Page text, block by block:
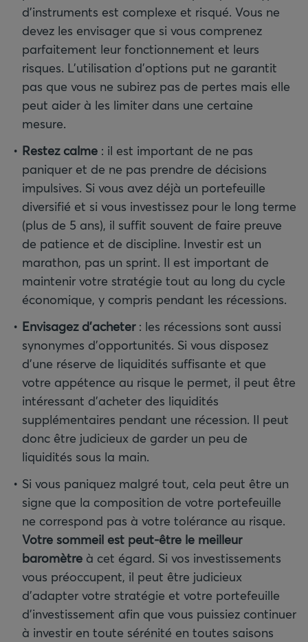
d’instruments est complexe et risqué. Vous ne
devez les envisager que si vous comprenez
parfaitement leur fonctionnement et leurs
risques. L’utilisation d’options put ne garantit
pas que vous ne subirez pas de pertes mais elle
peut aider à les limiter dans une certaine
mesure.
Restez calme : il est important de ne pas
paniquer et de ne pas prendre de décisions
impulsives. Si vous avez déjà un portefeuille
diversifié et si vous investissez pour le long terme
(plus de 5 ans), il suffit souvent de faire preuve
de patience et de discipline. Investir est un
marathon, pas un sprint. Il est important de
maintenir votre stratégie tout au long du cycle
économique, y compris pendant les récessions.
Envisagez d’acheter: les récessions sont aussi
synonymes d’opportunités. Si vous disposez
d’une réserve de liquidités suffisante et que
votre appétence au risque le permet, il peut être
intéressant d’acheter des liquidités
supplémentaires pendant une récession. Il peut
donc être judicieux de garder un peu de
liquidités sous la main.
Si vous paniquez malgré tout, cela peut être un
signe que la composition de votre portefeuille
ne correspond pas à votre tolérance au risque.
Votre sommeil est peut-être le meilleur
baromètre à cet égard. Si vos investissements
vous préoccupent, il peut être judicieux
d’adapter votre stratégie et votre portefeuille
d’investissement afin que vous puissiez continuer
à investir en toute sérénité en toutes saisons